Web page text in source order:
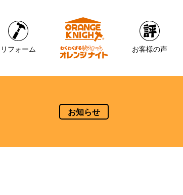
リフォーム お客様の声
お知らせ